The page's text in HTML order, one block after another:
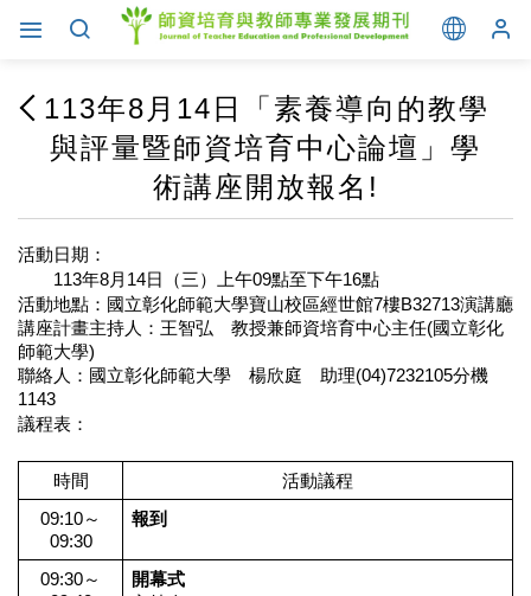
113年8月14日「素養導向的教學
與評量暨師資培育中心論壇」學
術講座開放報名!
活動日期：
113年8月14日（三）上午09點至下午16點
活動地點：國立彰化師範大學寶山校區經世館7樓B32713演講廳
講座計畫主持人：王智弘 教授兼師資培育中心主任(國立彰化
師範大學)
聯絡人：國立彰化師範大學 楊欣庭 助理(04)7232105分機
1143
議程表：
時間
活動議程
09:10～
09:30
報到
09:30～
開幕式